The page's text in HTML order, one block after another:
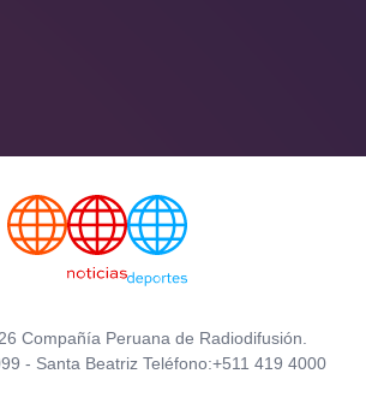
Compañía Peruana de Radiodifusión.
- Santa Beatriz Teléfono:+511 419 4000